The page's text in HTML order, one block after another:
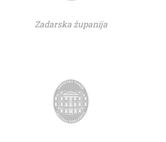
Zadarska županija